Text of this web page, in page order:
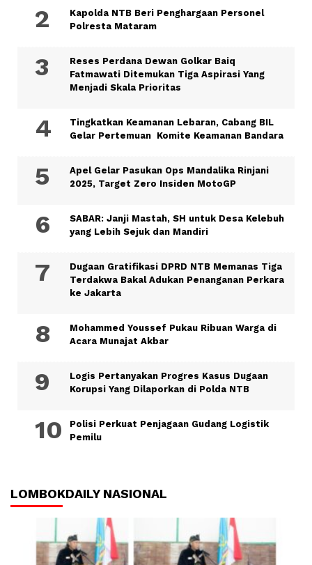
Kapolda NTB Beri Penghargaan Personel
Polresta Mataram
Reses Perdana Dewan Golkar Baiq
Fatmawati Ditemukan Tiga Aspirasi Yang
Menjadi Skala Prioritas
Tingkatkan Keamanan Lebaran, Cabang BIL
Gelar Pertemuan Komite Keamanan Bandara
Apel Gelar Pasukan Ops Mandalika Rinjani
2025, Target Zero Insiden MotoGP
SABAR: Janji Mastah, SH untuk Desa Kelebuh
yang Lebih Sejuk dan Mandiri
Dugaan Gratifikasi DPRD NTB Memanas Tiga
Terdakwa Bakal Adukan Penanganan Perkara
ke Jakarta
Mohammed Youssef Pukau Ribuan Warga di
Acara Munajat Akbar
Logis Pertanyakan Progres Kasus Dugaan
Korupsi Yang Dilaporkan di Polda NTB
Polisi Perkuat Penjagaan Gudang Logistik
Pemilu
LOMBOKDAILY NASIONAL